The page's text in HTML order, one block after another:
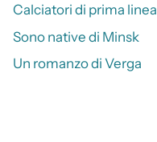
Calciatori di prima linea
Sono native di Minsk
Un romanzo di Verga